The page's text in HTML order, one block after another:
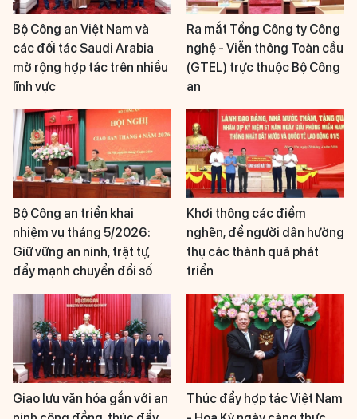
Bộ Công an Việt Nam và
các đối tác Saudi Arabia
mở rộng hợp tác trên nhiều
lĩnh vực
Ra mắt Tổng Công ty Công
nghệ - Viễn thông Toàn cầu
(GTEL) trực thuộc Bộ Công
an
Bộ Công an triển khai
nhiệm vụ tháng 5/2026:
Giữ vững an ninh, trật tự,
đẩy mạnh chuyển đổi số
Khơi thông các điểm
nghẽn, để người dân hưởng
thụ các thành quả phát
triển
Giao lưu văn hóa gắn với an
Thúc đẩy hợp tác Việt Nam